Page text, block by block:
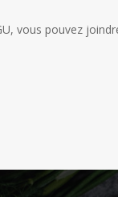
vous pouvez